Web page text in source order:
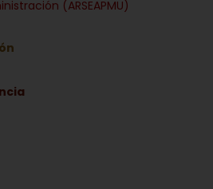
(ARSEAPMU)